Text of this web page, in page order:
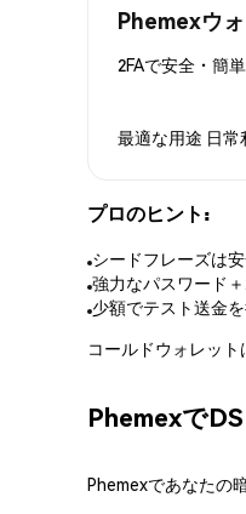
Phemexウ
2FAで安全・簡単
最適な用途 日常
プロのヒント:
シードフレーズは
強力なパスワード＋
少額でテスト送金を
コールドウォレッ
Phemexで
Phemexであなたの